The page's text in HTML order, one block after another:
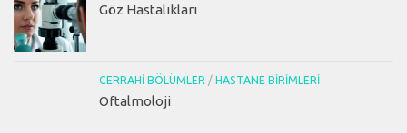
Göz Hastalıkları
CERRAHI BÖLÜMLER / HASTANE BIRIMLERI
Oftalmoloji